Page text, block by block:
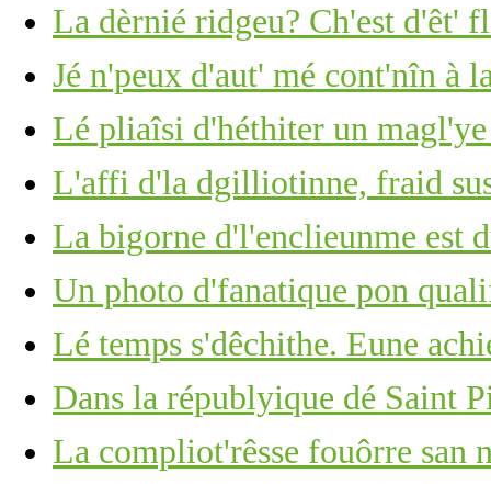
La dèrnié ridgeu? Ch'est d'êt'
Jé n'peux d'aut' mé cont'nîn à
Lé pliaîsi d'héthiter un
L'affi d'la dgilliotinne, fraid
La bigorne d'l'enclieunme est
Un photo d'fanatique pon
Lé temps s'dêchithe. Eune
Dans la républyique dé Saint
La compliot'rêsse fouôrre san